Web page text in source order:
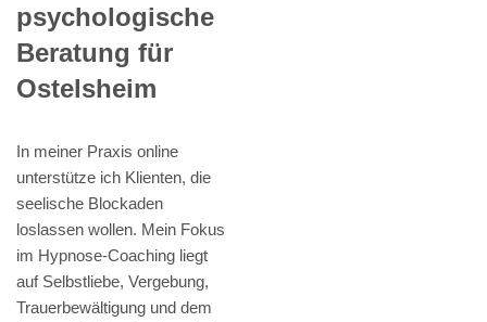
psychologische
Beratung für
Ostelsheim
In meiner Praxis online
unterstütze ich Klienten, die
seelische Blockaden
loslassen wollen. Mein Fokus
im Hypnose-Coaching liegt
auf Selbstliebe, Vergebung,
Trauerbewältigung und dem